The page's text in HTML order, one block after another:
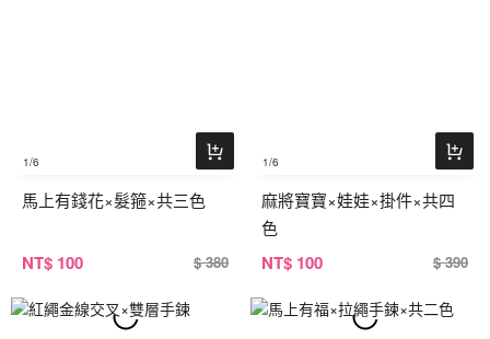
1/6
馬上有錢花×髮箍×共三色
NT$ 100 $ 380
1/6
麻將寶寶×娃娃×掛件×共四
色
NT$ 100 $ 390